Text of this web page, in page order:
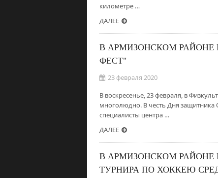
километре …
ДАЛЕЕ
В АРМИЗОНСКОМ
ФЕСТ"
23 февраля 2020
В воскресенье, 23 февраля, в
многолюдно. В честь Дня защитника
специалисты центра …
ДАЛЕЕ
В АРМИЗОНСКОМ
ТУРНИРА ПО ХОККЕЮ